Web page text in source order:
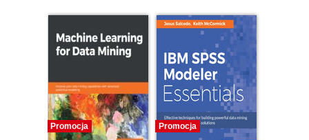
Promocja Promocja